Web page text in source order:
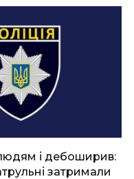
і дебоширив:
затримали